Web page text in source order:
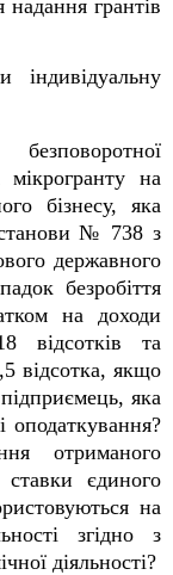
грантів
індивідуальну
на
бізнесу, яка
№ 738 з
державного
безробіття
на доходи
відсотків та
відсотка, якщо
яка
оподаткування?
отриманого
єдиного
на
згідно з
діяльності?